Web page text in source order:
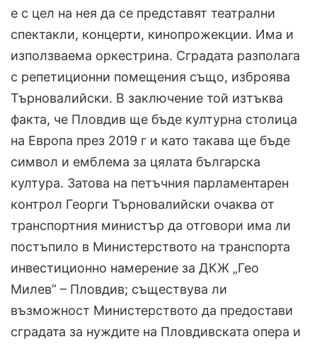
е с цел на нея да се представят театрални
спектакли, концерти, кинопрожекции. Има и
използваема оркестрина. Сградата разполага
с репетиционни помещения също, изброява
Търновалийски. В заключение той изтъква
факта, че Пловдив ще бъде културна столица
на Европа през 2019 г и като такава ще бъде
символ и емблема за цялата българска
култура. Затова на петъчния парламентарен
контрол Георги Търновалийски очаква от
транспортния министър да отговори има ли
постъпило в Министерството на транспорта
инвестиционно намерение за ДКЖ „Гео
Милев” – Пловдив; съществува ли
възможност Министерството да предостави
сградата за нуждите на Пловдивската опера и